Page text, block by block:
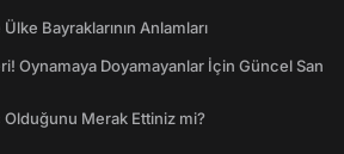
Bayraklarının Anlamları
Oynamaya Doyamayanlar İçin Güncel San
Merak Ettiniz mi?